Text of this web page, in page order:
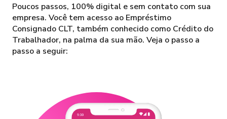
Poucos passos, 100% digital e sem contato com sua
empresa. Você tem acesso ao Empréstimo
Consignado CLT, também conhecido como Crédito do
Trabalhador, na palma da sua mão. Veja o passo a
passo a seguir: